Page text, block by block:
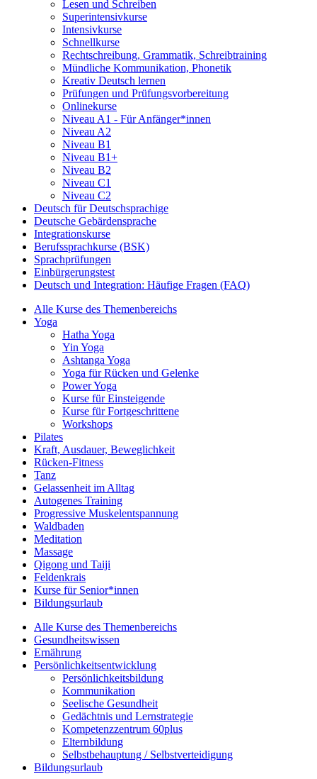
Lesen und Schreiben
Superintensivkurse
Intensivkurse
Schnellkurse
Rechtschreibung, Grammatik, Schreibtraining
Mündliche Kommunikation, Phonetik
Kreativ Deutsch lernen
Prüfungen und Prüfungsvorbereitung
Onlinekurse
Niveau A1 - Für Anfänger*innen
Niveau A2
Niveau B1
Niveau B1+
Niveau B2
Niveau C1
Niveau C2
Deutsch für Deutschsprachige
Deutsche Gebärdensprache
Integrationskurse
Berufssprachkurse (BSK)
Sprachprüfungen
Einbürgerungstest
Deutsch und Integration: Häufige Fragen (FAQ)
Alle Kurse des Themenbereichs
Yoga
Hatha Yoga
Yin Yoga
Ashtanga Yoga
Yoga für Rücken und Gelenke
Power Yoga
Kurse für Einsteigende
Kurse für Fortgeschrittene
Workshops
Pilates
Kraft, Ausdauer, Beweglichkeit
Rücken-Fitness
Tanz
Gelassenheit im Alltag
Autogenes Training
Progressive Muskelentspannung
Waldbaden
Meditation
Massage
Qigong und Taiji
Feldenkrais
Kurse für Senior*innen
Bildungsurlaub
Alle Kurse des Themenbereichs
Gesundheitswissen
Ernährung
Persönlichkeitsentwicklung
Persönlichkeitsbildung
Kommunikation
Seelische Gesundheit
Gedächtnis und Lernstrategie
Kompetenzzentrum 60plus
Elternbildung
Selbstbehauptung / Selbstverteidigung
Bildungsurlaub